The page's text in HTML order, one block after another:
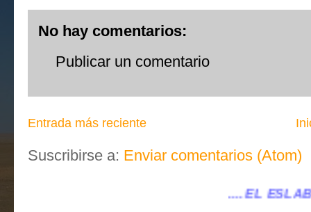
No hay comentarios:
Publicar un comentario
Entrada más reciente
Suscribirse a: Enviar comentarios (Atom)
.... EL ESLABÓN VILLENA ...